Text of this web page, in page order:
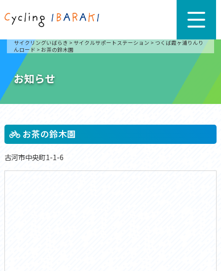
サイクリングいばらき > サイクルサポートステーション > つくば霞ヶ浦りんり
んロード > お茶の鈴木園
お知らせ
お茶の鈴木園
古河市中央町1-1-6